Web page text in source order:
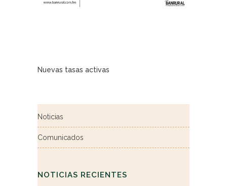
Nuevas tasas activas
Noticias
Comunicados
NOTICIAS RECIENTES